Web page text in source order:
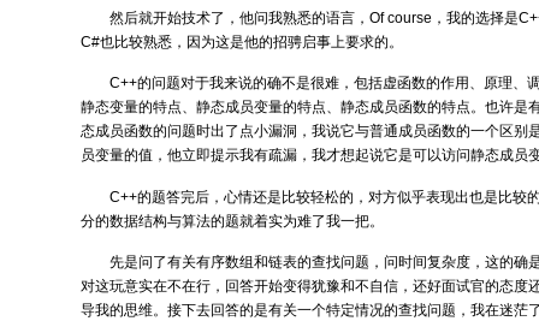
然后就开始技术了，他问我熟悉的语言，Of course，我的选择是
C#也比较熟悉，因为这是他的招骋启事上要求的。
C++的问题对于我来说的确不是很难，包括虚函数的作用、原理、
静态变量的特点、静态成员变量的特点、静态成员函数的特点。也许是
态成员函数的问题时出了点小漏洞，我说它与普通成员函数的一个区别
员变量的值，他立即提示我有疏漏，我才想起说它是可以访问静态成员
C++的题答完后，心情还是比较轻松的，对方似乎表现出也是比较
分的数据结构与算法的题就着实为难了我一把。
先是问了有关有序数组和链表的查找问题，问时间复杂度，这的确
对这玩意实在不在行，回答开始变得犹豫和不自信，还好面试官的态度
导我的思维。接下去回答的是有关一个特定情况的查找问题，我在迷茫